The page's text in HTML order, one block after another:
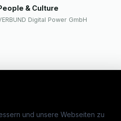
& Culture
Digital Power GmbH
und unsere Webseiten zu